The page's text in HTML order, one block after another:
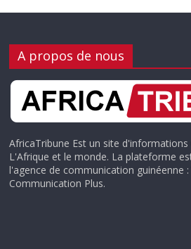
A propos de nous
AfricaTribune Est un site d'informations
L'Afrique et le monde. La plateforme
l'agence de communication guinéenne :
Communication Plus.